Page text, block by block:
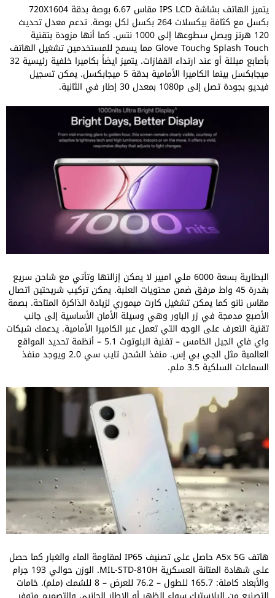
يتميز الهاتف بشاشة IPS LCD مقاس 6.67 بوصة بدقة 720X1604
بكسل مع كثافة بيكسلات 264 بكسل لكل بوصة. تدعم معدل تحديث
120 هرتز ويصل سطوعها إلى 1000 نتس. كما أنها مزودة بتقنية
Splash Touch وGlove Touch مما يسمح للمستخدمين تشغيل الهاتف
بأصابع مبللة أو عند ارتداء القفازات. يتميز ايضاً بكاميرا خلفية رئيسية 32
ميجابكسل بينما الكاميرا الأمامية بدقة 5 ميجابكسل. يمكن تسجيل
فيديو بجودة تصل إلى 1080p بمعدل 30 إطار في الثانية.
البطارية بسعة 6000 ملي امبير لا يمكن إزالتها وتأتي مع شاحن سريع
بقدرة 45 واط مرفق ضمن محتويات العلبة. يمكن تركيب شريحتين اتصال
مقاس نانو كما يمكن تشغيل كارت ميموري لزيادة الذاكرة المتاحة. بصمة
الأصبع مدمجة في زر الباور وهي وسيلة الأمان الأساسية إلى جانب
تقنية التعرف على الوجه التي تعمل عبر الكاميرا الأمامية. يدعمك شبكات
واي فاي الجيل الخامس – تقنية البلوتوث 5.1 – أنظمة تحديد المواقع
العالمية مثل الجي بي إس. منفذ الشحن تايب سي 2.0 ويوجد منفذ
السماعات السلكية 3.5 ملم.
هاتف A5x 5G حاصل على تصنيف IP65 لمقاومة الماء والغبار كما حصل
على شهادة المتانة العسكرية MIL-STD-810H. الوزن حوالي 193 جرام
والأبعاد كاملة: 165.7 للطول – 76.2 للعرض – 8 للسُمك (ملم). خامات